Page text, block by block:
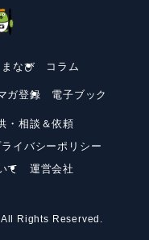
まなび コラム
ガ登録 電子ブック
・相談＆依頼
ライバシーポリシー
て
運営会社
Rights Reserved.